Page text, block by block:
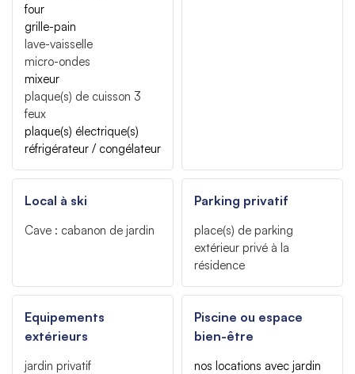
four
grille-pain
lave-vaisselle
micro-ondes
mixeur
plaque(s) de cuisson 3
feux
plaque(s) électrique(s)
réfrigérateur / congélateur
Local à ski
Cave : cabanon de jardin
Parking privatif
place(s) de parking
extérieur privé à la
résidence
Equipements
extérieurs
jardin privatif
Piscine ou espace
bien-être
nos locations avec jardin